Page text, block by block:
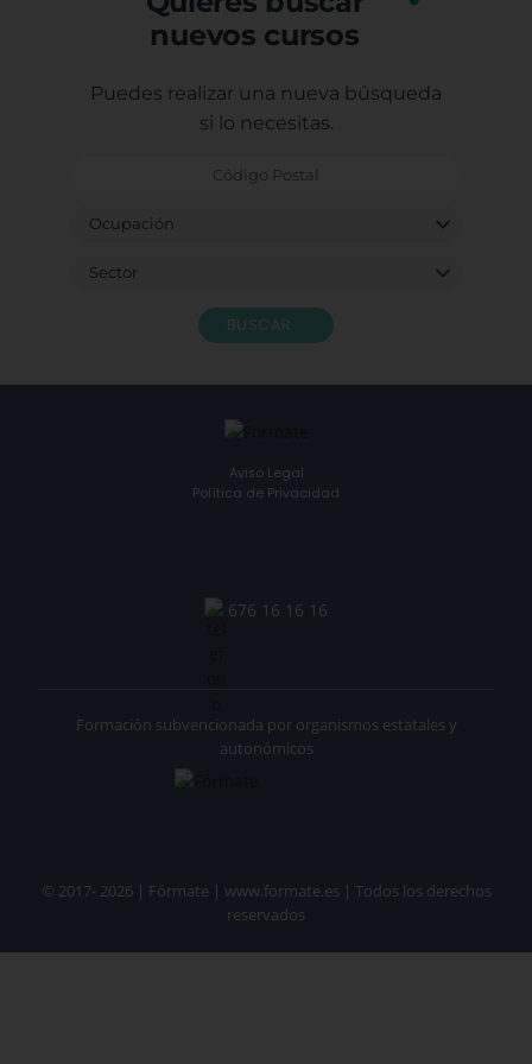
nuevos cursos
Puedes realizar una nueva búsqueda
si lo necesitas.
BUSCAR
Aviso Legal
Política de Privacidad
676 16 16 16
© 2017- 2026 | Fórmate | www.formate.es | Todos los derechos
reservados
Formación subvencionada por organismos estatales y
autonómicos